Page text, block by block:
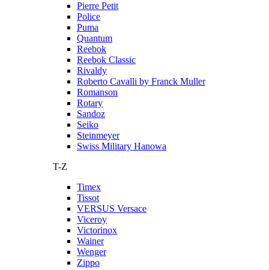
Pierre Petit
Police
Puma
Quantum
Reebok
Reebok Classic
Rivaldy
Roberto Cavalli by Franck Muller
Romanson
Rotary
Sandoz
Seiko
Steinmeyer
Swiss Military Hanowa
T-Z
Timex
Tissot
VERSUS Versace
Viceroy
Victorinox
Wainer
Wenger
Zippo